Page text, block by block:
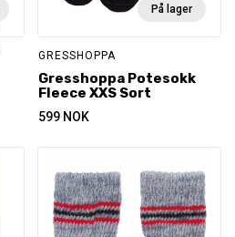
På lager
GRESSHOPPA
Gresshoppa Potesokk
Fleece XXS Sort
599 NOK